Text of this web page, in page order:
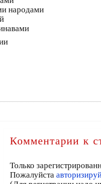
народами
Комментарии к
Только
Пожалуйста